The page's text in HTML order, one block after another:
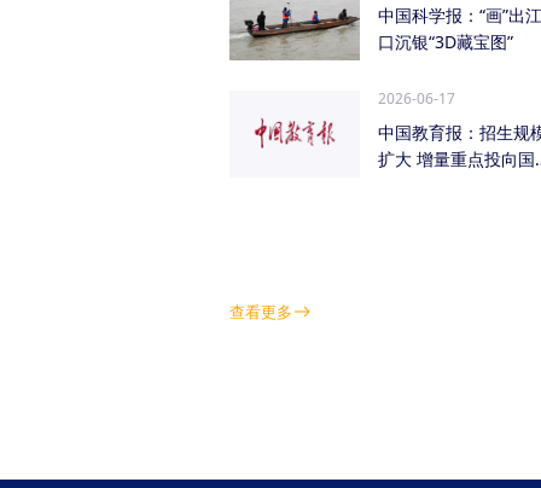
中国科学报：“画”出江
口沉银“3D藏宝图”
2026-06-17
中国教育报：招生规
扩大 增量重点投向国
查看更多